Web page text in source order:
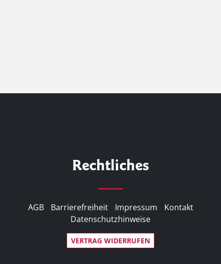
Rechtliches
AGB Barrierefreiheit Impressum
Kontakt
Datenschutzhinweise
VERTRAG WIDERRUFEN